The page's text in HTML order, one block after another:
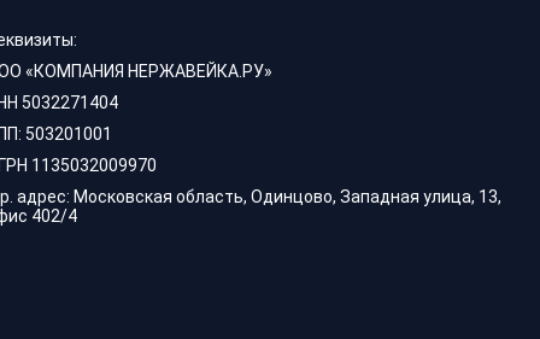
«КОМПАНИЯ НЕРЖАВЕЙКА.РУ»
5032271404
503201001
1135032009970
адрес: Московская область, Одинцово, Западная улица, 13,
402/4